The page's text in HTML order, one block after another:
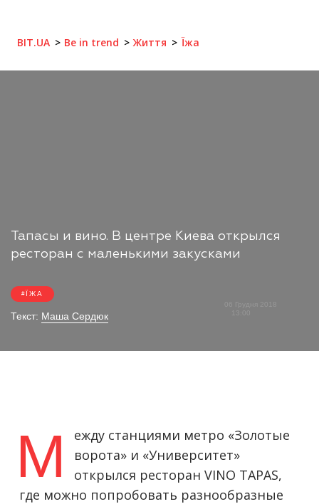
BIT.UA Be in trend Життя Їжа
Тапасы и вино. В центре Киева открылся
ресторан с маленькими закусками
ЇЖА
Текст: Маша Сердюк
06 Грудня 2018
М
ежду станциями метро «Золотые
ворота» и «Университет»
открылся ресторан VINO TAPAS,
где можно попробовать разнообразные